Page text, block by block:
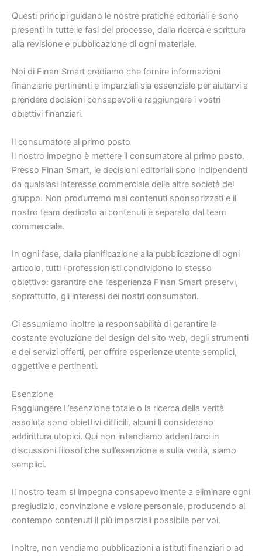
Questi principi guidano le nostre pratiche editoriali e sono
presenti in tutte le fasi del processo, dalla ricerca e scrittura
alla revisione e pubblicazione di ogni materiale.
Noi di Finan Smart crediamo che fornire informazioni
finanziarie pertinenti e imparziali sia essenziale per aiutarvi a
prendere decisioni consapevoli e raggiungere i vostri
obiettivi finanziari.
Il consumatore al primo posto
Il nostro impegno è mettere il consumatore al primo posto.
Presso Finan Smart, le decisioni editoriali sono indipendenti
da qualsiasi interesse commerciale delle altre società del
gruppo. Non produrremo mai contenuti sponsorizzati e il
nostro team dedicato ai contenuti è separato dal team
commerciale.
In ogni fase, dalla pianificazione alla pubblicazione di ogni
articolo, tutti i professionisti condividono lo stesso
obiettivo: garantire che l’esperienza Finan Smart preservi,
soprattutto, gli interessi dei nostri consumatori.
Ci assumiamo inoltre la responsabilità di garantire la
costante evoluzione del design del sito web, degli strumenti
e dei servizi offerti, per offrire esperienze utente semplici,
oggettive e pertinenti.
Esenzione
Raggiungere L’esenzione totale o la ricerca della verità
assoluta sono obiettivi difficili, alcuni li considerano
addirittura utopici. Qui non intendiamo addentrarci in
discussioni filosofiche sull’esenzione e sulla verità, siamo
semplici.
Il nostro team si impegna consapevolmente a eliminare ogni
pregiudizio, convinzione e valore personale, producendo al
contempo contenuti il più imparziali possibile per voi.
Inoltre, non vendiamo pubblicazioni a istituti finanziari o ad